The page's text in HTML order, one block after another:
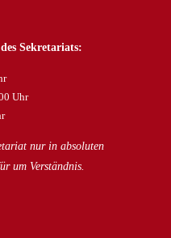
Sekretariats:
Uhr
nur in absoluten
um Verständnis.